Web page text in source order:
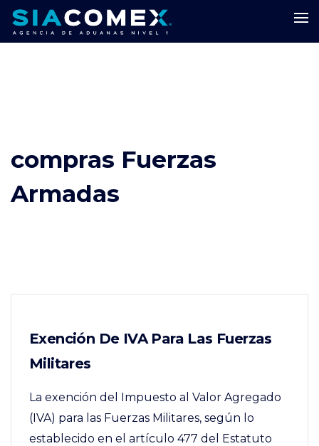
compras Fuerzas
Armadas
Exención De IVA Para Las Fuerzas
Militares
La exención del Impuesto al Valor Agregado
(IVA) para las Fuerzas Militares, según lo
establecido en el artículo 477 del Estatuto